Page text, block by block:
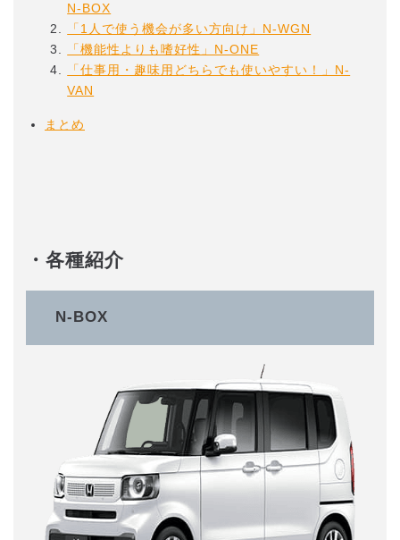
N-BOX
「1人で使う機会が多い方向け」N-WGN
「機能性よりも嗜好性」N-ONE
「仕事用・趣味用どちらでも使いやすい！」N-
VAN
まとめ
・各種紹介
N-BOX